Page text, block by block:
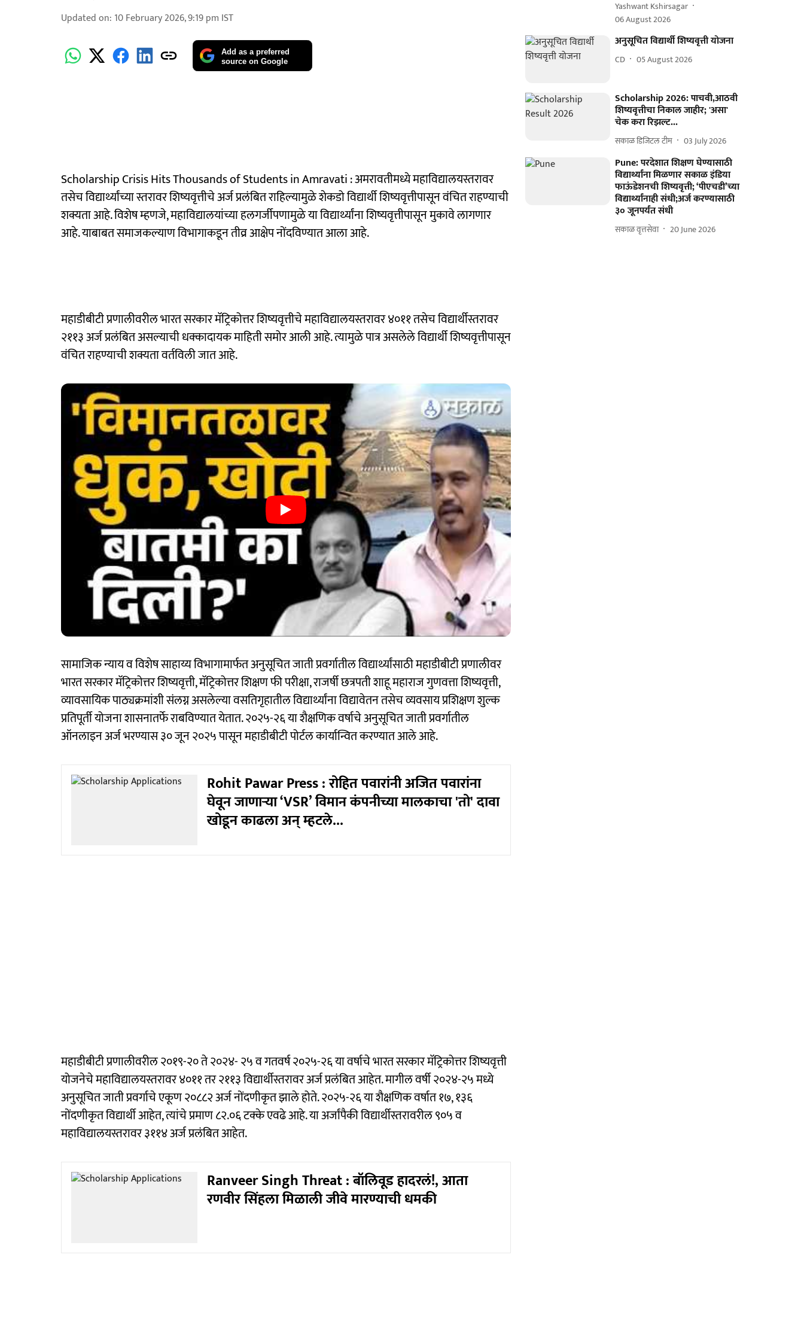
Updated on: 10 February 2026, 9:19 pm IST
Add as a preferred
source on Google
Scholarship Crisis Hits Thousands of Students in Amravati : अमरावतीमध्ये महाविद्यालयस्तरावर
तसेच विद्यार्थ्यांच्या स्तरावर शिष्यवृत्तीचे अर्ज प्रलंबित राहिल्यामुळे शेकडो विद्यार्थी शिष्यवृत्तीपासून वंचित राहण्याची
शक्यता आहे. विशेष म्हणजे, महाविद्यालयांच्या हलगर्जीपणामुळे या विद्यार्थ्यांना शिष्यवृत्तीपासून मुकावे लागणार
आहे. याबाबत समाजकल्याण विभागाकडून तीव्र आक्षेप नोंदविण्यात आला आहे.
महाडीबीटी प्रणालीवरील भारत सरकार मॅट्रिकोत्तर शिष्यवृत्तीचे महाविद्यालयस्तरावर ४०११ तसेच विद्यार्थीस्तरावर
२११३ अर्ज प्रलंबित असल्याची धक्कादायक माहिती समोर आली आहे. त्यामुळे पात्र असलेले विद्यार्थी शिष्यवृत्तीपासून
वंचित राहण्याची शक्यता वर्तविली जात आहे.
सामाजिक न्याय व विशेष साहाय्य विभागामार्फत अनुसूचित जाती प्रवर्गातील विद्यार्थ्यांसाठी महाडीबीटी प्रणालीवर
भारत सरकार मॅट्रिकोत्तर शिष्यवृत्ती, मॅट्रिकोत्तर शिक्षण फी परीक्षा, राजर्षी छत्रपती शाहू महाराज गुणवत्ता शिष्यवृत्ती,
व्यावसायिक पाठ्यक्रमांशी संलग्न असलेल्या वसतिगृहातील विद्यार्थ्यांना विद्यावेतन तसेच व्यवसाय प्रशिक्षण शुल्क
प्रतिपूर्ती योजना शासनातर्फे राबविण्यात येतात. २०२५-२६ या शैक्षणिक वर्षाचे अनुसूचित जाती प्रवर्गातील
ऑनलाइन अर्ज भरण्यास ३० जून २०२५ पासून महाडीबीटी पोर्टल कार्यान्वित करण्यात आले आहे.
Rohit Pawar Press : रोहित पवारांनी अजित पवारांना
घेवून जाणाऱ्या ‘VSR’ विमान कंपनीच्या मालकाचा 'तो' दावा
खोडून काढला अन् म्हटले...
महाडीबीटी प्रणालीवरील २०१९-२० ते २०२४- २५ व गतवर्ष २०२५-२६ या वर्षाचे भारत सरकार मॅट्रिकोत्तर शिष्यवृत्ती
योजनेचे महाविद्यालयस्तरावर ४०११ तर २११३ विद्यार्थीस्तरावर अर्ज प्रलंबित आहेत. मागील वर्षी २०२४-२५ मध्ये
अनुसूचित जाती प्रवर्गाचे एकूण २०८८२ अर्ज नोंदणीकृत झाले होते. २०२५-२६ या शैक्षणिक वर्षात १७, १३६
नोंदणीकृत विद्यार्थी आहेत, त्यांचे प्रमाण ८२.०६ टक्के एवढे आहे. या अर्जांपैकी विद्यार्थीस्तरावरील ९०५ व
महाविद्यालयस्तरावर ३११४ अर्ज प्रलंबित आहेत.
Ranveer Singh Threat : बॉलिवूड हादरलं!, आता
रणवीर सिंहला मिळाली जीवे मारण्याची धमकी
Yashwant Kshirsagar
06 August 2026
अनुसूचित विद्यार्थी शिष्यवृत्ती योजना
CD 05 August 2026
Scholarship 2026: पाचवी,आठवी
शिष्यवृत्तीचा निकाल जाहीर; 'असा'
चेक करा रिझल्ट...
सकाळ डिजिटल टीम 03 July 2026
Pune: परदेशात शिक्षण घेण्यासाठी
विद्यार्थ्यांना मिळणार सकाळ इंडिया
फाऊंडेशनची शिष्यवृत्ती; ‘पीएचडी’च्या
विद्यार्थ्यांनाही संधी;अर्ज करण्यासाठी
३० जूनपर्यंत संधी
सकाळ वृत्तसेवा 20 June 2026